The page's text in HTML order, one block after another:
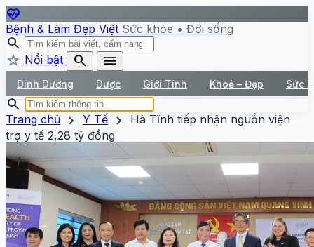
ecg_heart
Bệnh & Làm Đẹp Việt Sức khỏe • Đời sống
search
star Nổi bật search menu
Dinh Dưỡng Dược Giới Tính Khoẻ – Đẹp Sức
search
Trang chủ chevron_right Y Tế chevron_right
Hà Tĩnh tiếp nhận nguồn viện
trợ y tế 2,28 tỷ đồng